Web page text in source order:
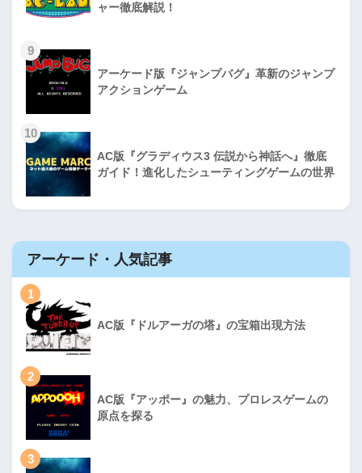
ャー徹底解説！
9
アーケード版『ジャンプバグ』革新のジャンプ
アクションゲーム
10
AC版『グラディウス3 伝説から神話へ』徹底
ガイド！進化したシューティングゲームの世界
アーケード・人気記事
1
AC版『ドルアーガの塔』の宝箱出現方法
2
AC版『アッポー』の魅力、プロレスゲームの
原点を探る
3